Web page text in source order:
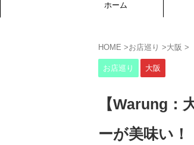
ホーム
HOME >お店巡り >大阪 >
お店巡り 大阪
【Warung：
ーが美味い！